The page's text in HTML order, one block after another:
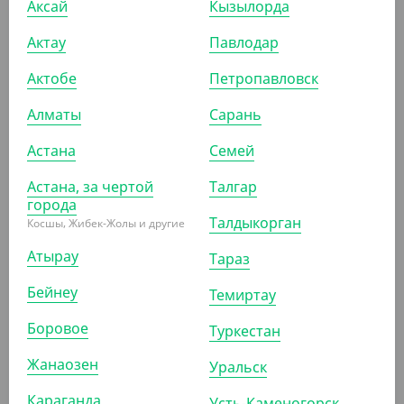
(3 024
АРТ. 81113
10 479₸
(10 479₸/ШТ)
Аксай
Актау
Актобе
Алматы
Астана
Астана, за чертой
города
Косшы, Жибек-Жолы и другие
Атырау
Бейнеу
Боровое
Жанаозен
Караганда
Кызылорда
Павлодар
Петропавловск
Сарань
Семей
Талгар
Талдыкорган
Тараз
Темиртау
Туркестан
Уральск